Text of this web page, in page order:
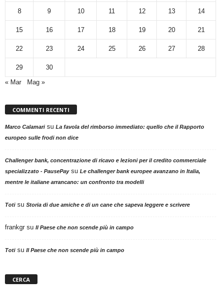
8 9 10 11 12 13 14
15 16 17 18 19 20 21
22 23 24 25 26 27 28
29
30
« Mar
Mag »
COMMENTI RECENTI
Marco Calamarisu La favola del rimborso immediato: quello che il Rapporto
europeo sulle frodi non dice
Challenger bank, concentrazione di ricavo e lezioni per il credito commerciale
specializzato - PausePaysu Le challenger bank europee avanzano in Italia,
mentre le italiane arrancano: un confronto tra modelli
Totisu Storia di due amiche e di un cane che sapeva leggere e scrivere
frankgr su Il Paese che non scende più in campo
Totisu Il Paese che non scende più in campo
CERCA